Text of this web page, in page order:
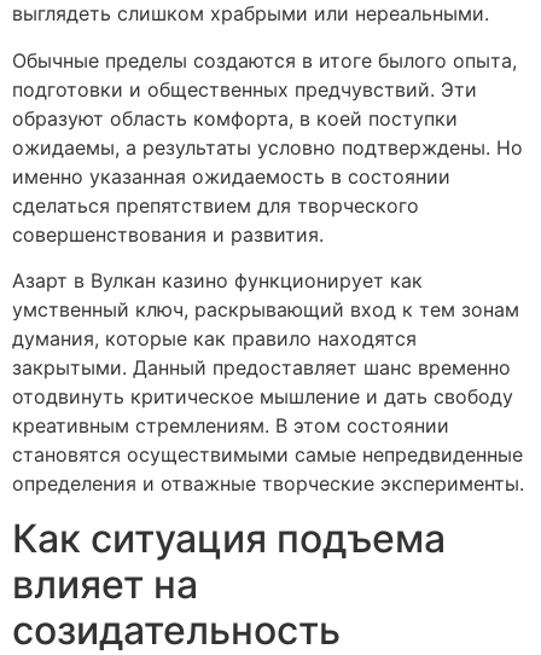
выглядеть слишком храбрыми или нереальными.
Обычные пределы создаются в итоге былого опыта,
подготовки и общественных предчувствий. Эти
образуют область комфорта, в коей поступки
ожидаемы, а результаты условно подтверждены. Но
именно указанная ожидаемость в состоянии
сделаться препятствием для творческого
совершенствования и развития.
Азарт в Вулкан казино функционирует как
умственный ключ, раскрывающий вход к тем зонам
думания, которые как правило находятся
закрытыми. Данный предоставляет шанс временно
отодвинуть критическое мышление и дать свободу
креативным стремлениям. В этом состоянии
становятся осуществимыми самые непредвиденные
определения и отважные творческие эксперименты.
Как ситуация подъема
влияет на
созидательность